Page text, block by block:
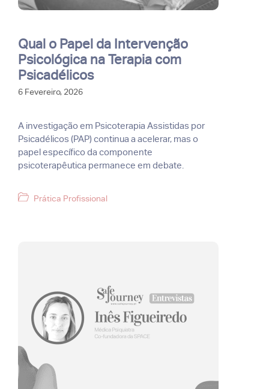
Qual o Papel da Intervenção
Psicológica na Terapia com
Psicadélicos
6 Fevereiro, 2026
A investigação em Psicoterapia Assistidas por
Psicadélicos (PAP) continua a acelerar, mas o
papel específico da componente
psicoterapêutica permanece em debate.
Categorias
Prática Profissional